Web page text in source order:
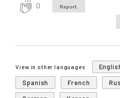
0 Report.
View in other languages
Spanish
French